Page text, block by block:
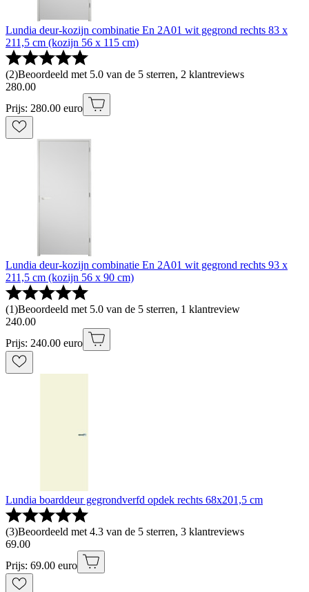
Lundia deur-kozijn combinatie En 2A01 wit gegrond rechts 83 x
211,5 cm (kozijn 56 x 115 cm)
(2)Beoordeeld met 5.0 van de 5 sterren, 2 klantreviews
280.00
Prijs: 280.00 euro
Lundia deur-kozijn combinatie En 2A01 wit gegrond rechts 93 x
211,5 cm (kozijn 56 x 90 cm)
(1)Beoordeeld met 5.0 van de 5 sterren, 1 klantreview
240.00
Prijs: 240.00 euro
Lundia boarddeur gegrondverfd opdek rechts 68x201,5 cm
(3)Beoordeeld met 4.3 van de 5 sterren, 3 klantreviews
69.00
Prijs: 69.00 euro